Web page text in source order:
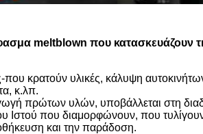
meltblown που κατασκευάζουν
κρατούν υλικές, κάλυψη
κ.λπ.
πρώτων υλών, υποβάλλεται στη
Ιστού που διαμορφώνουν, που
και την παράδοση.